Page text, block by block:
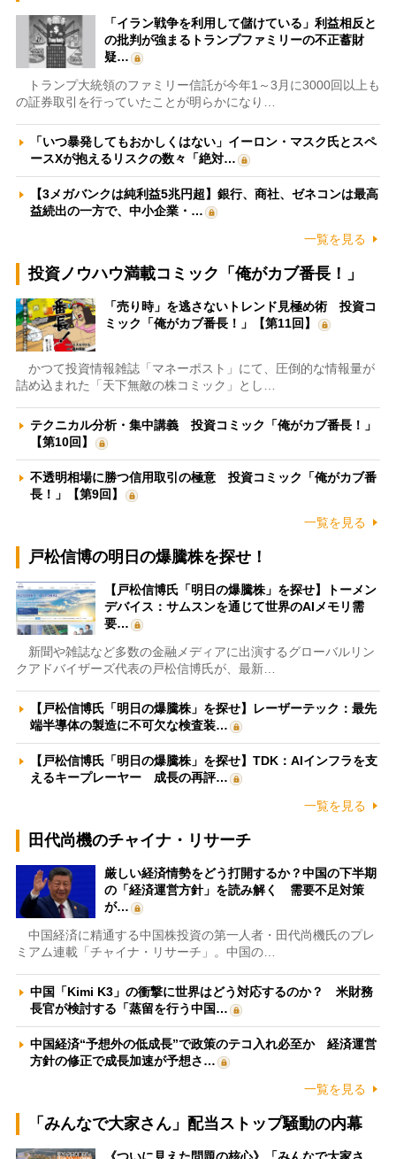
「イラン戦争を利用して儲けている」利益相反と
の批判が強まるトランプファミリーの不正蓄財
疑…
トランプ大統領のファミリー信託が今年1～3月に3000回以上も
の証券取引を行っていたことが明らかになり…
「いつ暴発してもおかしくはない」イーロン・マスク氏とスペ
ースXが抱えるリスクの数々「絶対…
【3メガバンクは純利益5兆円超】銀行、商社、ゼネコンは最高
益続出の一方で、中小企業・…
一覧を見る
投資ノウハウ満載コミック「俺がカブ番長！」
「売り時」を逃さないトレンド見極め術 投資コ
ミック「俺がカブ番長！」【第11回】
かつて投資情報雑誌「マネーポスト」にて、圧倒的な情報量が
詰め込まれた「天下無敵の株コミック」とし…
テクニカル分析・集中講義 投資コミック「俺がカブ番長！」
【第10回】
不透明相場に勝つ信用取引の極意 投資コミック「俺がカブ番
長！」【第9回】
一覧を見る
戸松信博の明日の爆騰株を探せ！
【戸松信博氏「明日の爆騰株」を探せ】トーメン
デバイス：サムスンを通じて世界のAIメモリ需
要…
新聞や雑誌など多数の金融メディアに出演するグローバルリン
クアドバイザーズ代表の戸松信博氏が、最新…
【戸松信博氏「明日の爆騰株」を探せ】レーザーテック：最先
端半導体の製造に不可欠な検査装…
【戸松信博氏「明日の爆騰株」を探せ】TDK：AIインフラを支
えるキープレーヤー 成長の再評…
一覧を見る
田代尚機のチャイナ・リサーチ
厳しい経済情勢をどう打開するか？中国の下半期
の「経済運営方針」を読み解く 需要不足対策
が…
中国経済に精通する中国株投資の第一人者・田代尚機氏のプレ
ミアム連載「チャイナ・リサーチ」。中国の…
中国「Kimi K3」の衝撃に世界はどう対応するのか？ 米財務
長官が検討する「蒸留を行う中国…
中国経済“予想外の低成長”で政策のテコ入れ必至か 経済運営
方針の修正で成長加速が予想さ…
一覧を見る
「みんなで大家さん」配当ストップ騒動の内幕
《ついに見えた問題の核心》「みんなで大家さ